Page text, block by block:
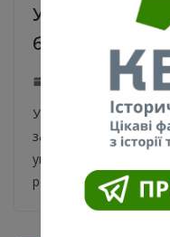
У Києві
безвітряну
У найближчі дні у
загазованість
умовами, що
речовин на поверхні